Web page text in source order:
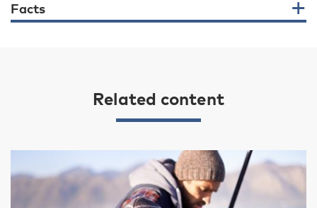
Facts
Related content